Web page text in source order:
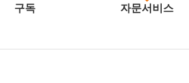
구독 자문서비스